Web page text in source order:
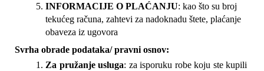
INFORMACIJE O PLAĆANJU: kao što su broj
tekućeg računa, zahtevi za nadoknadu štete, plaćanje
obaveza iz ugovora
Svrha obrade podataka/ pravni osnov:
Za pružanje usluga: za isporuku robe koju ste kupili